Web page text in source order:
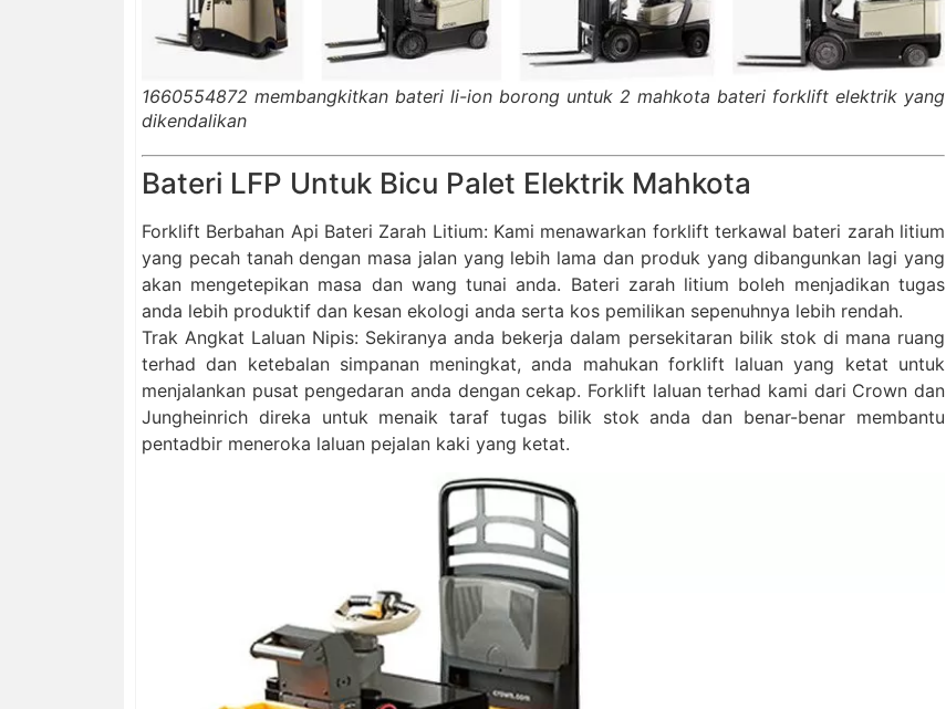
1660554872 membangkitkan bateri li-ion borong untuk 2 mahkota bateri forklift elektrik yang
dikendalikan
Bateri LFP Untuk Bicu Palet Elektrik Mahkota
Forklift Berbahan Api Bateri Zarah Litium: Kami menawarkan forklift terkawal bateri zarah litium
yang pecah tanah dengan masa jalan yang lebih lama dan produk yang dibangunkan lagi yang
akan mengetepikan masa dan wang tunai anda. Bateri zarah litium boleh menjadikan tugas
anda lebih produktif dan kesan ekologi anda serta kos pemilikan sepenuhnya lebih rendah.
Trak Angkat Laluan Nipis: Sekiranya anda bekerja dalam persekitaran bilik stok di mana ruang
terhad dan ketebalan simpanan meningkat, anda mahukan forklift laluan yang ketat untuk
menjalankan pusat pengedaran anda dengan cekap. Forklift laluan terhad kami dari Crown dan
Jungheinrich direka untuk menaik taraf tugas bilik stok anda dan benar-benar membantu
pentadbir meneroka laluan pejalan kaki yang ketat.